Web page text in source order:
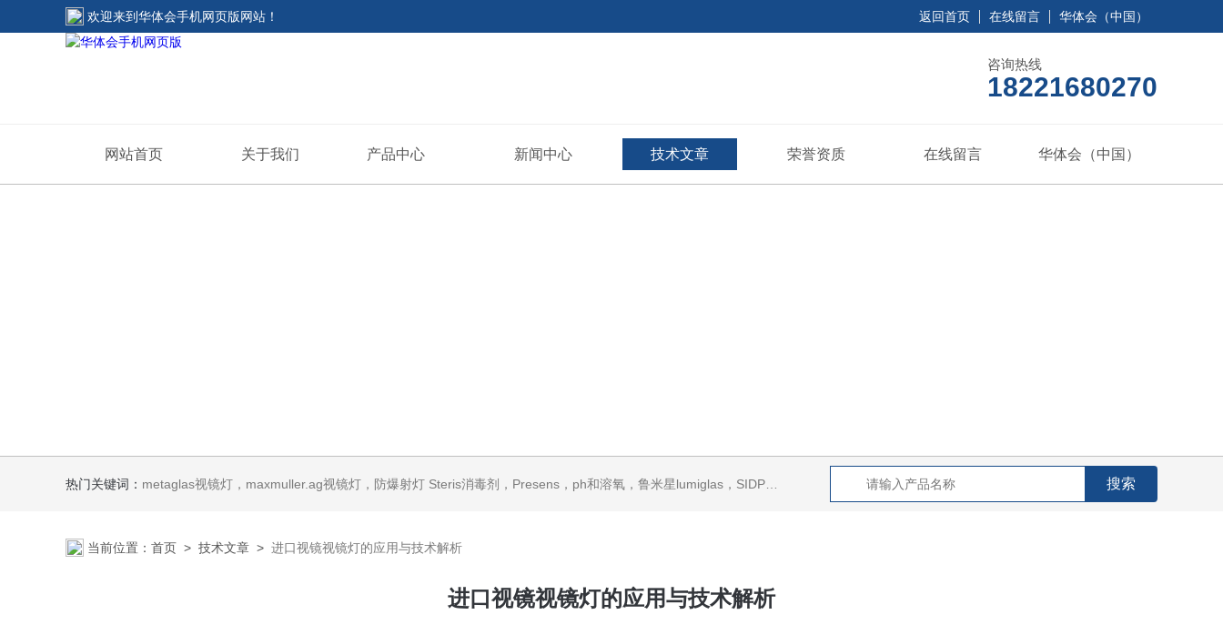
欢迎来到华体会手机网页版网站 ！ 返回首页 在线留言 华体会（中国）
咨询热线
18221680270
网站首页 关于我们 产品中心 新闻中心 技术文章 荣誉资质 在线留言 华体会（中国）
热门关键词： metaglas视镜灯，maxmuller.ag视镜灯，防爆射灯 Steris消毒剂，Presens，ph和溶氧，鲁米星lumiglas，SIDPH露点仪，进口气体分析仪
当前位置： 首页 > 技术文章 > 进口视镜视镜灯的应用与技术解析
进口视镜视镜灯的应用与技术解析